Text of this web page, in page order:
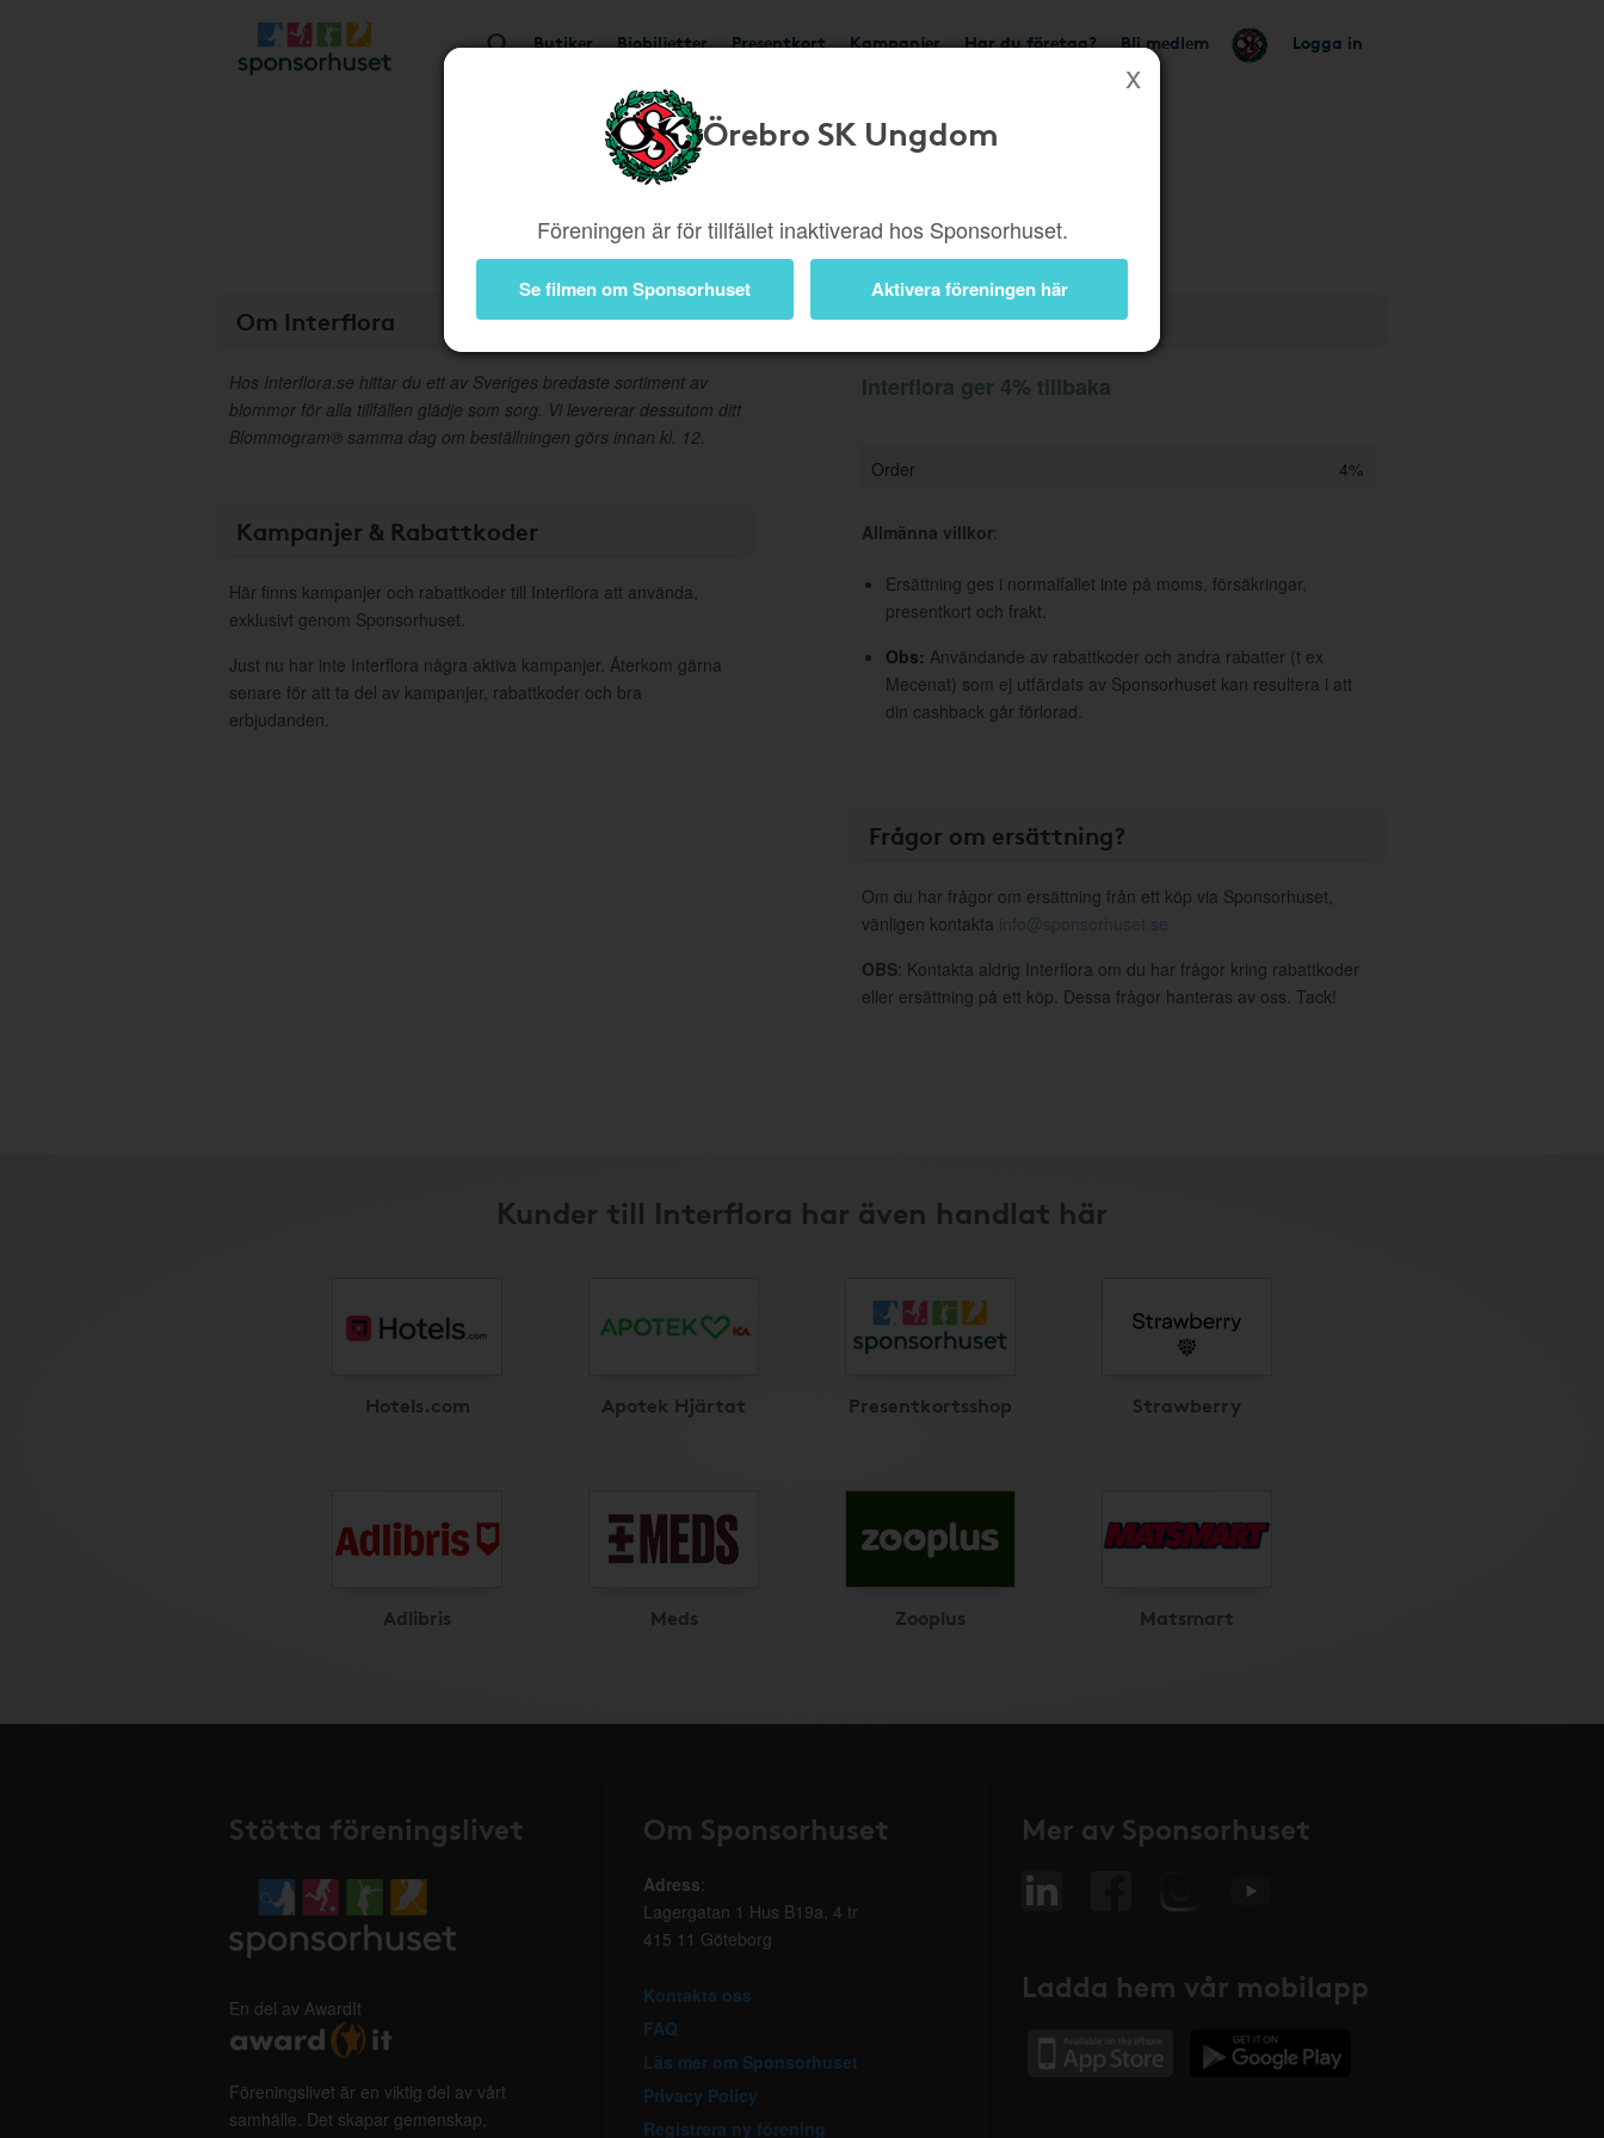
Butiker Biobiljetter Presentkort Kampanjer Har du företag? Bli medlem Logga in
Örebro SK Ungdom
Föreningen är för tillfället inaktiverad hos Sponsorhuset.
Se filmen om Sponsorhuset Aktivera föreningen här
Om Interflora
Hos Interflora.se hittar du ett av Sveriges bredaste sortiment av
blommor för alla tillfällen glädje som sorg. Vi levererar dessutom ditt
Blommogram® samma dag om beställningen görs innan kl. 12.
Kampanjer & Rabattkoder
Här finns kampanjer och rabattkoder till Interflora att använda,
exklusivt genom Sponsorhuset.
Just nu har inte Interflora några aktiva kampanjer. Återkom gärna
senare för att ta del av kampanjer, rabattkoder och bra
erbjudanden.
Information
Interflora ger 4% tillbaka
Order 4%
Allmänna villkor:
Ersättning ges i normalfallet inte på moms, försäkringar,
presentkort och frakt.
Obs: Användande av rabattkoder och andra rabatter (t ex
Mecenat) som ej utfärdats av Sponsorhuset kan resultera i att
din cashback går förlorad.
Frågor om ersättning?
Om du har frågor om ersättning från ett köp via Sponsorhuset,
vänligen kontakta info@sponsorhuset.se
OBS: Kontakta aldrig Interflora om du har frågor kring rabattkoder
eller ersättning på ett köp. Dessa frågor hanteras av oss. Tack!
Kunder till Interflora har även handlat här
Hotels.com Apotek Hjärtat Presentkortsshop Strawberry
Adlibris Meds Zooplus Matsmart
Stötta föreningslivet
En del av AwardIt
Föreningslivet är en viktig del av vårt
samhälle. Det skapar gemenskap,
Om Sponsorhuset
Adress:
Lagergatan 1 Hus B19a, 4 tr
415 11 Göteborg
Kontakta oss
FAQ
Läs mer om Sponsorhuset
Privacy Policy
Registrera ny förening
Mer av Sponsorhuset
Ladda hem vår mobilapp